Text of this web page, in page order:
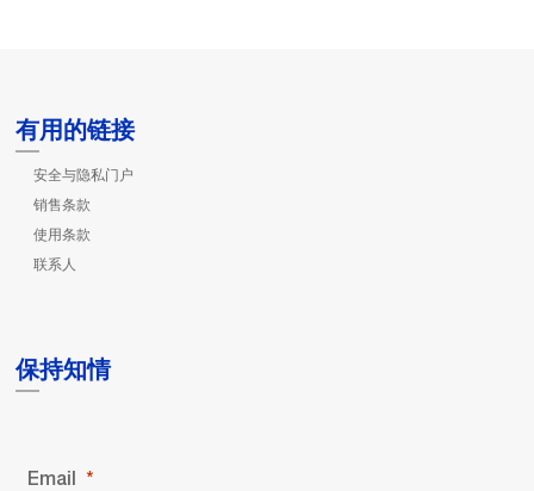
有用的链接
安全与隐私门户
销售条款
使用条款
联系人
保持知情
Email